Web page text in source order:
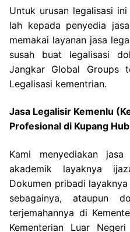
Untuk urusan legalisasi
lah kepada penyedia
memakai layanan jasa
susah buat legalisasi
Jangkar Global Groups
Legalisasi kementrian.
Jasa Legalisir Kemenlu
Profesional di Kupang
Kami menyediakan
akademik layaknya
Dokumen pribadi
sebagainya, ataupun
terjemahannya di
Kementerian Luar